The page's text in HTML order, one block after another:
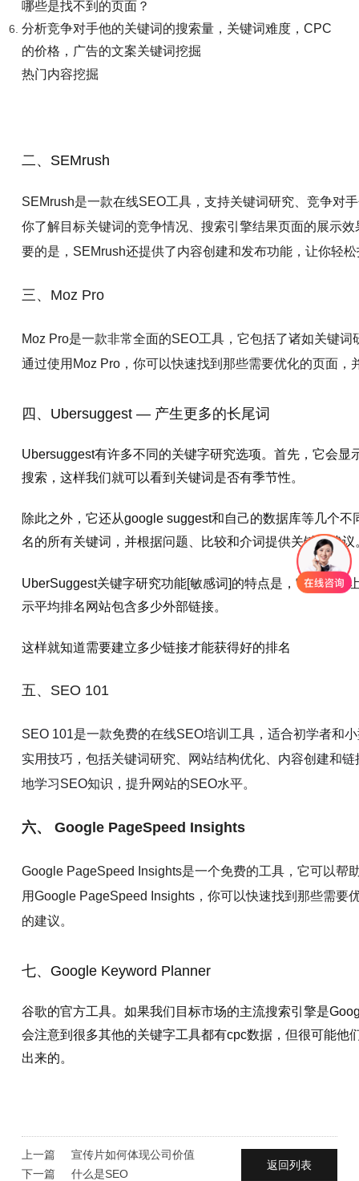
哪些是找不到的页面？
分析竞争对手他的关键词的搜索量，关键词难度，CPC
的价格，广告的文案关键词挖掘
热门内容挖掘
二、SEMrush
SEMrush是一款在线SEO工具，支持关键词研究、竞争对
你了解目标关键词的竞争情况、搜索引擎结果页面的展示
要的是，SEMrush还提供了内容创建和发布功能，让你轻
三、Moz Pro
Moz Pro是一款非常全面的SEO工具，它包括了诸如关键
通过使用Moz Pro，你可以快速找到那些需要优化的页面，
四、Ubersuggest — 产生更多的长尾词
Ubersuggest有许多不同的关键字研究选项。首先，它会显
搜索，这样我们就可以看到关键词是否有季节性。
除此之外，它还从google suggest和自己的数据库等几个
名的所有关键词，并根据问题、比较和介词提供关键词建议
UberSuggest关键字研究功能[敏感词]的特点是，它不仅能
示平均排名网站包含多少外部链接。
这样就知道需要建立多少链接才能获得好的排名
五、SEO 101
SEO 101是一款免费的在线SEO培训工具，适合初学者和
实用技巧，包括关键词研究、网站结构优化、内容创建和
地学习SEO知识，提升网站的SEO水平。
六、 Google PageSpeed Insights
Google PageSpeed Insights是一个免费的工具，它可以帮
用Google PageSpeed Insights，你可以快速找到那些需要
的建议。
七、Google Keyword Planner
谷歌的官方工具。如果我们目标市场的主流搜索引擎是
会注意到很多其他的关键字工具都有cpc数据，但很可能他
出来的。
上一篇
宣传片如何体现公司价值
下一篇
什么是SEO
返回列表